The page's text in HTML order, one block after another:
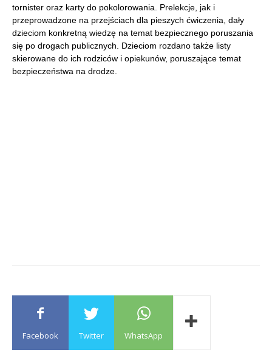
tornister oraz karty do pokolorowania. Prelekcje, jak i
przeprowadzone na przejściach dla pieszych ćwiczenia, dały
dzieciom konkretną wiedzę na temat bezpiecznego poruszania
się po drogach publicznych. Dzieciom rozdano także listy
skierowane do ich rodziców i opiekunów, poruszające temat
bezpieczeństwa na drodze.
Facebook Twitter WhatsApp